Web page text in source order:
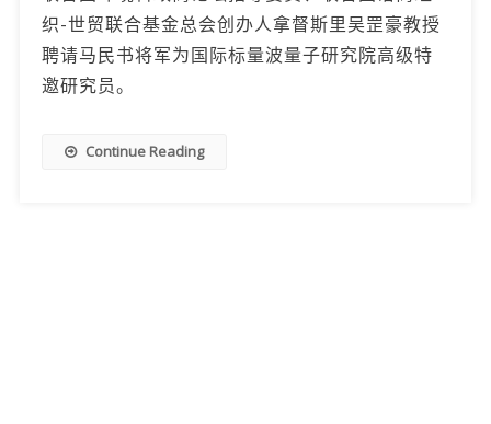
织-世贸联合基金总会创办人拿督斯里吴罡豪教授
聘请马民书将军为国际标量波量子研究院高级特
邀研究员。
Continue Reading